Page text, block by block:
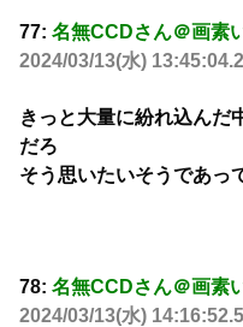
77: 名無CCDさん＠画素
2024/03/13(水)
きっと大量に紛れ込んだ
だろ
そう思いたいそうであっ
78: 名無CCDさん＠画素
2024/03/13(水)